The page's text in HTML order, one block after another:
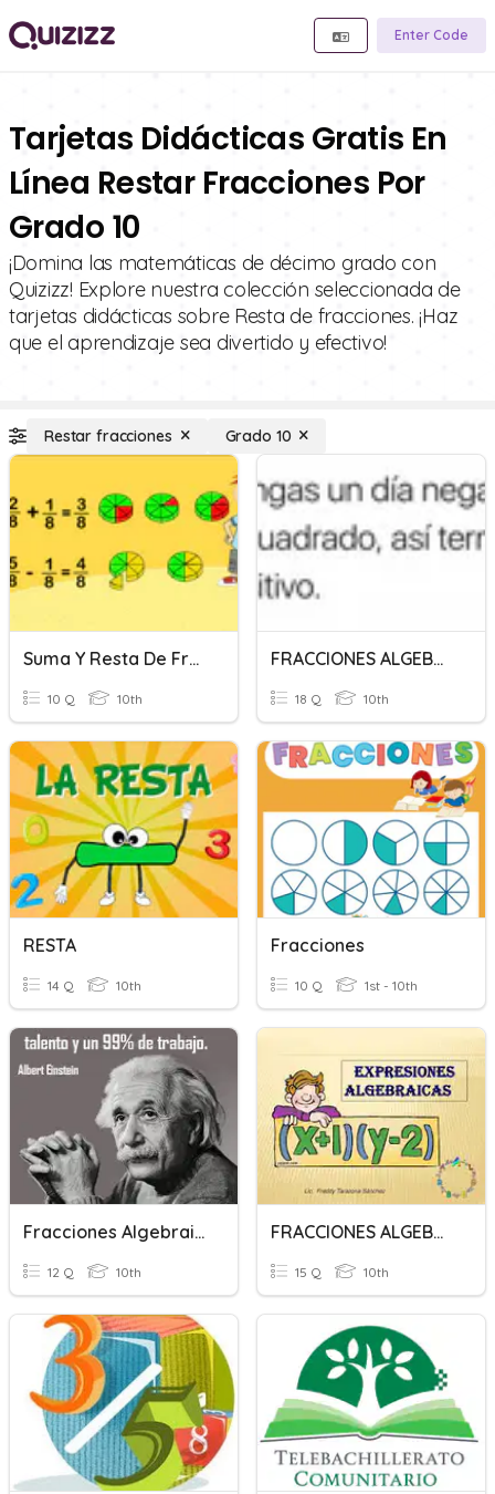
Enter Code
Tarjetas Didácticas Gratis En
Línea Restar Fracciones Por
Grado 10
¡Domina las matemáticas de décimo grado con
Quizizz! Explore nuestra colección seleccionada de
tarjetas didácticas sobre Resta de fracciones. ¡Haz
que el aprendizaje sea divertido y efectivo!
Restar fracciones Grado 10
Suma Y Resta De Fracciones Homogéneas
10 Q 10th
FRACCIONES ALGEBRAICAS
18 Q 10th
RESTA
14 Q 10th
Fracciones
10 Q 1st - 10th
Fracciones Algebraicas
12 Q 10th
FRACCIONES ALGEBRAICAS
15 Q 10th